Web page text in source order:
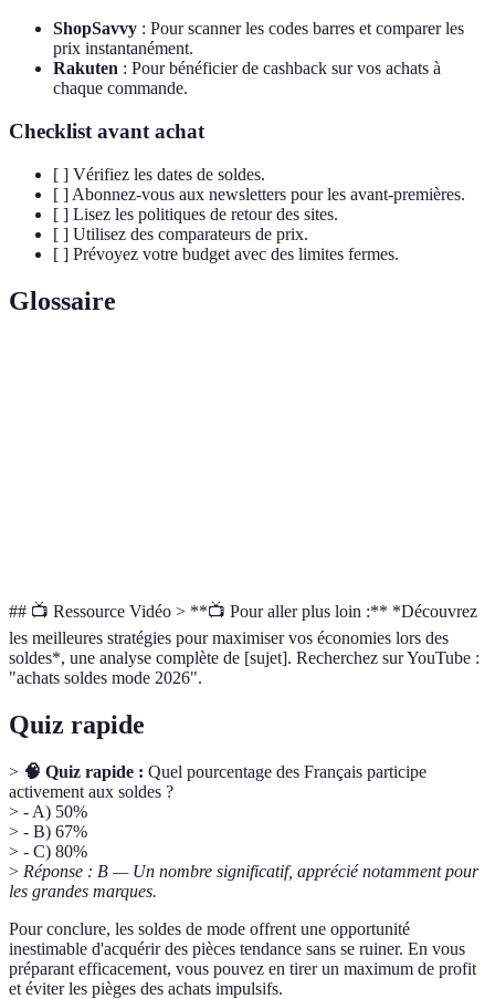
ShopSavvy : Pour scanner les codes barres et comparer les
prix instantanément.
Rakuten : Pour bénéficier de cashback sur vos achats à
chaque commande.
Checklist avant achat
[ ] Vérifiez les dates de soldes.
[ ] Abonnez-vous aux newsletters pour les avant-premières.
[ ] Lisez les politiques de retour des sites.
[ ] Utilisez des comparateurs de prix.
[ ] Prévoyez votre budget avec des limites fermes.
Glossaire
## 📺 Ressource Vidéo > **📺 Pour aller plus loin :** *Découvrez
les meilleures stratégies pour maximiser vos économies lors des
soldes*, une analyse complète de [sujet]. Recherchez sur YouTube :
"achats soldes mode 2026".
Quiz rapide
> 🧠 Quiz rapide : Quel pourcentage des Français participe
activement aux soldes ?
> - A) 50%
> - B) 67%
> - C) 80%
> Réponse : B — Un nombre significatif, apprécié notamment pour
les grandes marques.
Pour conclure, les soldes de mode offrent une opportunité
inestimable d'acquérir des pièces tendance sans se ruiner. En vous
préparant efficacement, vous pouvez en tirer un maximum de profit
et éviter les pièges des achats impulsifs.